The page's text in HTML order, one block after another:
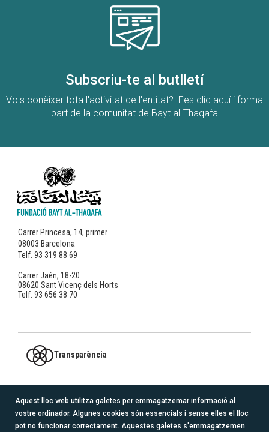
Subscriu-te al butlletí
Vols conèixer tota l'activitat de l'entitat? Fes clic aquí i forma
part de la comunitat de Bayt al-Thaqafa
Carrer Princesa, 14, primer
08003 Barcelona
Telf. 93 319 88 69
Carrer Jaén, 18-20
08620 Sant Vicenç dels Horts
Telf. 93 656 38 70
Transparència
MEMBRE DE
logo_redacoge_transparente.png
Aquest lloc web utilitza galetes per emmagatzemar informació al
vostre ordinador. Algunes cookies són essencials i sense elles el lloc
pot no funcionar correctament. Aquestes galetes s'emmagatzemen